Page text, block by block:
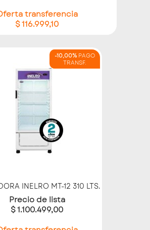
transferencia
$ 116.999,10
-10,00%PAGO
TRANSF.
INELRO MT-12 310 LTS.
Precio de lista
$ 1.100.499,00